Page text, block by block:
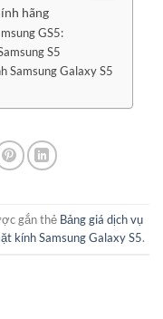
hãng
GS5:
S5
Samsung Galaxy S5
gắn thẻ Bảng giá dịch vụ
kính Samsung Galaxy S5.